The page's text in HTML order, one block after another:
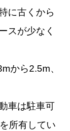
に古くから
スが少なく
から2.5m、
車は駐車可
所有してい